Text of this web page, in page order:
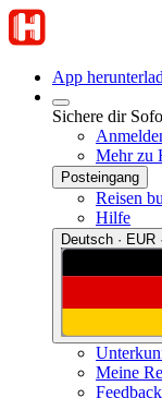
App
Sichere dir
Mehr zu
Posteingang
Reisen
Hilfe
Deutsch · EUR
Meine
Feedback